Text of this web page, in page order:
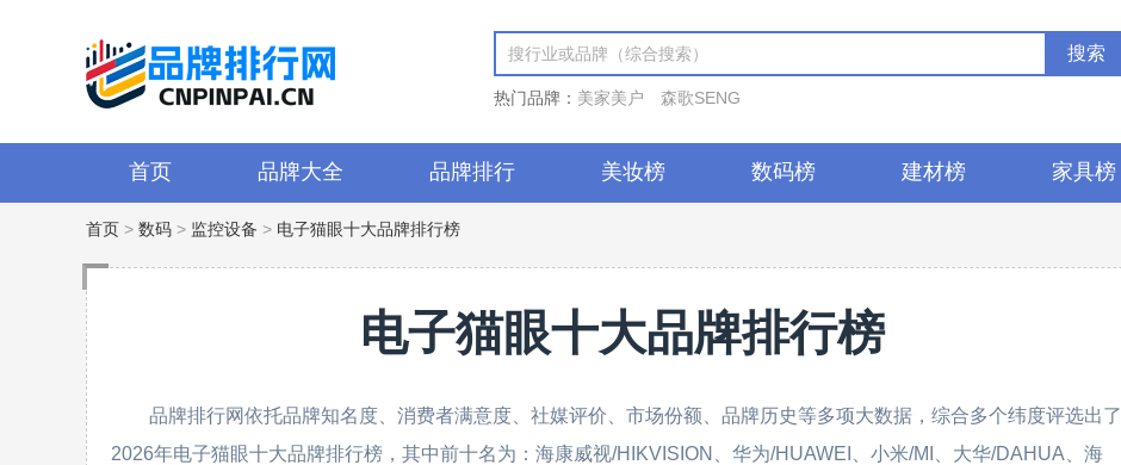
热门品牌： 美家美户 森歌SENG
首页 品牌大全 品牌排行 美妆榜 数码榜 建材榜 家具榜
首页 > 数码 > 监控设备 > 电子猫眼十大品牌排行榜
电子猫眼十大品牌排行榜
品牌排行网依托品牌知名度、消费者满意度、社媒评价、市场份额、品牌历史等多项大数据，综合多个纬度评选出了
2026年电子猫眼十大品牌排行榜，其中前十名为：海康威视/HIKVISION、华为/HUAWEI、小米/MI、大华/DAHUA、海